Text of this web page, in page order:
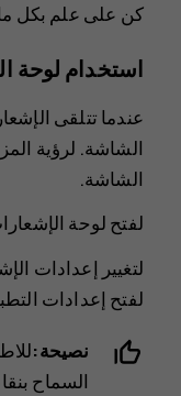
كن على علم بكل
استخدام لوحة
عندما تتلقى
الشاشة. لرؤية
الشاشة.
لفتح لوحة
لتغيير إعدادات
لفتح إعدادات
نصيحة:
السماح